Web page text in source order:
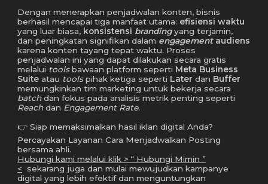
Dengan menerapkan penjadwalan konten, bisnis
berhasil mencapai tiga manfaat utama: efisiensi waktu
yang luar biasa, konsistensi brandingyang terjamin,
dan peningkatan signifikan dalam engagementaudiens
karena konten tayang tepat waktu. Proses
penjadwalan ini yang dapat dilakukan secara gratis
melalui toolsbawaan platform seperti Meta Business
Suite atau toolspihak ketiga seperti Later dan Buffer
memungkinkan tim marketing untuk bekerja secara
batchdan fokus pada analisis metrik penting seperti
Reachdan Engagement Rate.
👉 Siap memaksimalkan hasil iklan digital Anda?
Percayakan Layanan Cara Menjadwalkan Posting
bersama ahli.
Hubungi kami melalui klik > “ Hubungi Mimin ”
< sekarang juga dan mulai mewujudkan kampanye
digital yang lebih efektif dan menguntungkan